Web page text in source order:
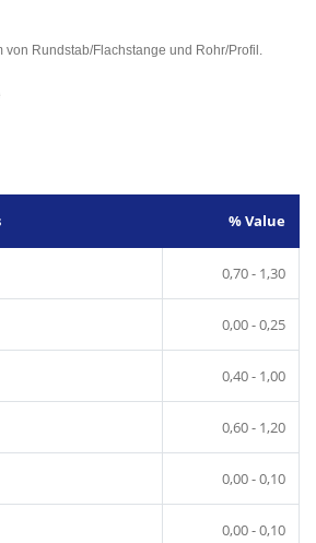
von Rundstab/Flachstange und Rohr/Profil.
% Value
0,70 - 1,30
0,00 - 0,25
0,40 - 1,00
0,60 - 1,20
0,00 - 0,10
0,00 - 0,10